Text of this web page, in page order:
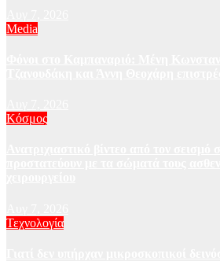
Media
Κόσμος
Τεχνολογία